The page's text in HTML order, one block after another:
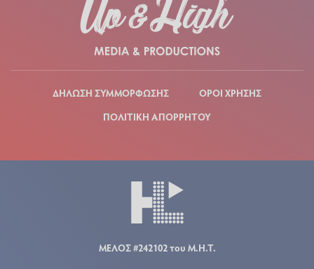
ΔΗΛΩΣΗ ΣΥΜΜΟΡΦΩΣΗΣ
ΟΡΟΙ ΧΡΗΣΗΣ
ΠΟΛΙΤΙΚΗ ΑΠΟΡΡΗΤΟΥ
ΜΕΛΟΣ #242102 του Μ.Η.Τ.